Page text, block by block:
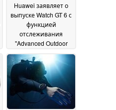
Huawei заявляет о
выпуске Watch GT 6 с
функцией
отслеживания
"Advanced Outdoor
Sports"26 August 2025